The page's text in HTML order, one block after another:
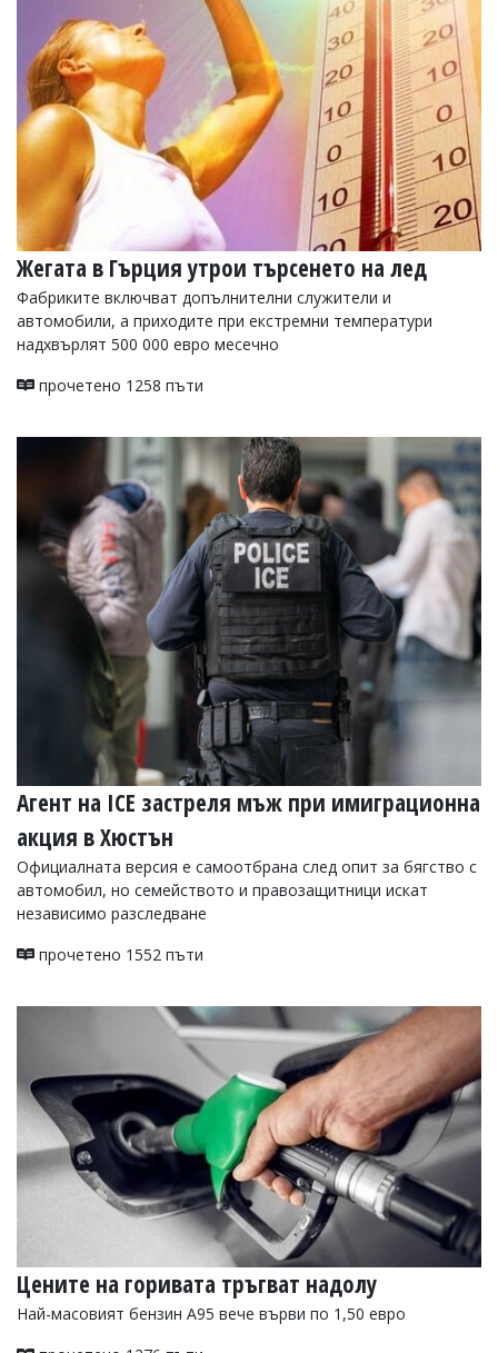
СПОРТ
РАЗСЛЕДВАНЕ
БИЗНЕС
ЮГ
Управители:
Веселин
Василев,
email:
v.vasilev@flagman.bg
Катя
Касабова,
еmail:k.kassabova@flagman.bg
Главен
редактор:
Колев,
office@flagman.bg
Коментарите
под
статиите
тях!
Ако
обиден
за
коментар,
моля
ни!
Жегата в Гърция утрои търсенето на лед
Фабриките включват допълнителни служители и
автомобили, а приходите при екстремни температури
надхвърлят 500 000 евро месечно
прочетено 1258 пъти
Агент на ICE застреля мъж при имиграционна
акция в Хюстън
Официалната версия е самоотбрана след опит за бягство с
автомобил, но семейството и правозащитници искат
независимо разследване
прочетено 1552 пъти
Цените на горивата тръгват надолу
Най-масовият бензин А95 вече върви по 1,50 евро